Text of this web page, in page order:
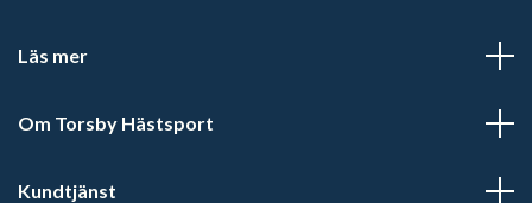
Läs mer
Om Torsby Hästsport
Kundtjänst